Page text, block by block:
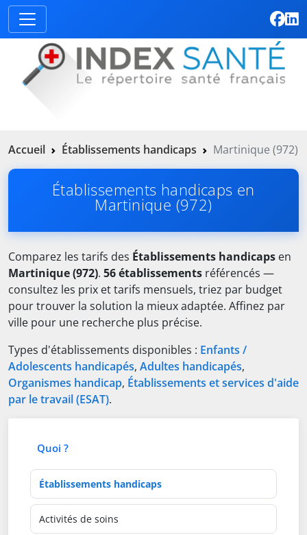
Accueil Établissements handicaps Martinique (972)
Établissements handicaps en
Martinique (972)
Comparez les tarifs des Établissements handicaps en
Martinique (972). 56 établissements référencés —
consultez les prix et tarifs mensuels, triez par budget
pour trouver la solution la mieux adaptée. Affinez par
ville pour une recherche plus précise.
Types d'établissements disponibles : Enfants /
Adolescents handicapés, Adultes handicapés,
Organismes handicap, Établissements et services d'aide
par le travail (ESAT).
Quoi ?
Type d'établissement
Activités de soins